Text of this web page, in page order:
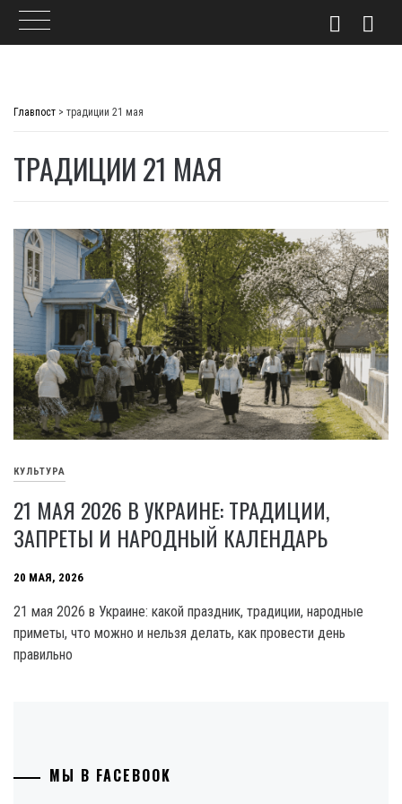
Главпост > традиции 21 мая
ТРАДИЦИИ 21 МАЯ
КУЛЬТУРА
21 МАЯ 2026 В УКРАИНЕ: ТРАДИЦИИ,
ЗАПРЕТЫ И НАРОДНЫЙ КАЛЕНДАРЬ
20 МАЯ, 2026
21 мая 2026 в Украине: какой праздник, традиции, народные
приметы, что можно и нельзя делать, как провести день
правильно
МЫ В FACEBOOK